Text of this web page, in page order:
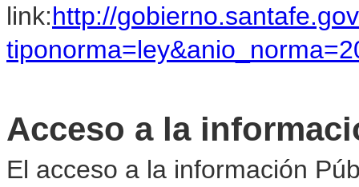
link:http://
Acceso a la
El acceso a la información